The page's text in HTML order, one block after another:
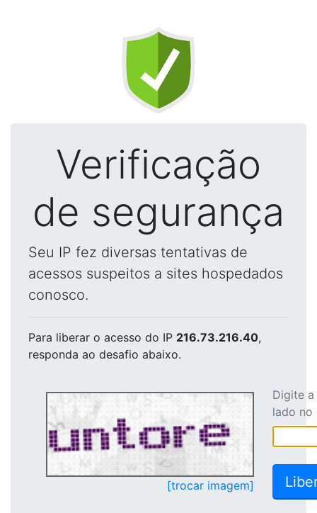
Verificação
de segurança
Seu IP fez diversas tentativas de
acessos suspeitos a sites hospedados
conosco.
Para liberar o acesso do IP 216.73.216.40,
responda ao desafio abaixo.
[trocar imagem]
Digite
lado no